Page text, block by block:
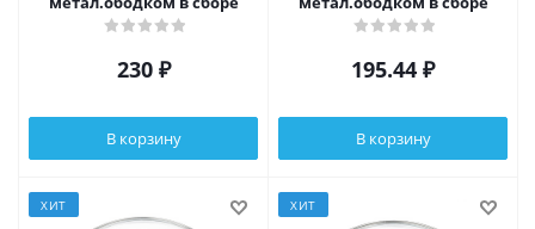
230₽
В корзину
195.44 ₽
В корзину
ХИТ ХИТ